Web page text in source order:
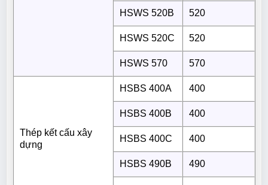
HSWS 520B 520
HSWS 520C 520
HSWS 570 570
Thép kết cấu xây
dựng
HSBS 400A 400
HSBS 400B 400
HSBS 400C 400
HSBS 490B 490